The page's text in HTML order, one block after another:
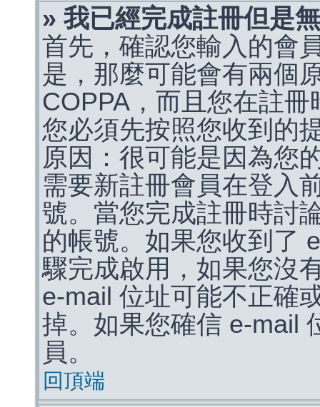
» 我已經完成註冊但是
首先，確認您輸入的會
是，那麼可能會有兩個
COPPA，而且您在註
您必須先按照您收到的
原因：很可能是因為您
需要新註冊會員在登入
號。當您完成註冊時討
的帳號。如果您收到了
驟完成啟用，如果您沒
e-mail 位址可能不正確
掉。如果您確信 e-mail
員。
回頂端